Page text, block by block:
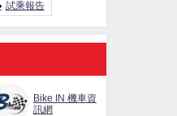
試乘報告
Bike IN 機車資
訊網